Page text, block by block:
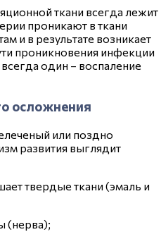
ткани всегда лежит
проникают в ткани
и в результате возникает
проникновения инфекции
один – воспаление
осложнения
или поздно
развития выглядит
твердые ткани (эмаль и
(нерва);